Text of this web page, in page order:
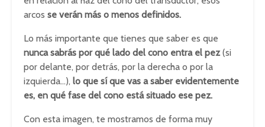
arcos se verán más o menos definidos.
Lo más importante que tienes que saber es que
nunca sabrás por qué lado del cono entra el pez(si
por delante, por detrás, por la derecha o por la
izquierda…), lo que sí que vas a saber evidentemente
es, en qué fase del cono está situado ese pez.
Con esta imagen, te mostramos de forma muy